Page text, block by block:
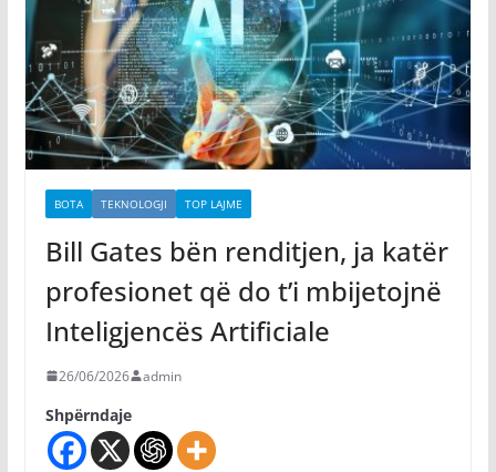
BOTA TEKNOLOGJI TOP LAJME
Bill Gates bën renditjen, ja katër
profesionet që do t’i mbijetojnë
Inteligjencës Artificiale
26/06/2026 admin
Shpërndaje